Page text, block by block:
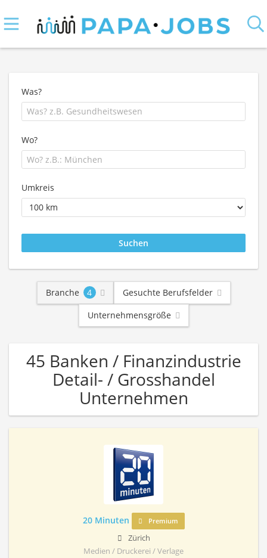
Was?
Wo?
Umkreis
Branche 4
Gesuchte Berufsfelder
Unternehmensgröße
45 Banken / Finanzindustrie
Detail- / Grosshandel
Unternehmen
20 Minuten Premium
Zürich
Medien / Druckerei / Verlage